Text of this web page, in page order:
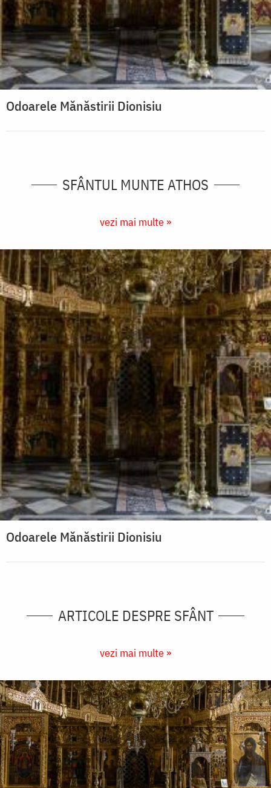
Odoarele Mănăstirii Dionisiu
SFÂNTUL MUNTE ATHOS
vezi mai multe »
Odoarele Mănăstirii Dionisiu
ARTICOLE DESPRE SFÂNT
vezi mai multe »